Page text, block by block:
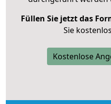
Füllen Sie jetzt das
Sie
Kostenlose